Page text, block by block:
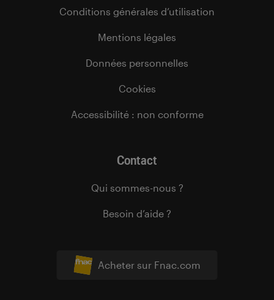
Acheter sur Fnac.com
Conditions générales d’utilisation
Mentions légales
Données personnelles
Cookies
Accessibilité : non conforme
Contact
Qui sommes-nous ?
Besoin d’aide ?